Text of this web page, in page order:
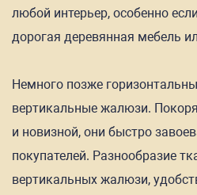
любой интерьер, особенно
дорогая деревянная мебель
Немного позже
вертикальные жалюзи.
и новизной, они быстро
покупателей. Разнообразие
вертикальных жалюзи,